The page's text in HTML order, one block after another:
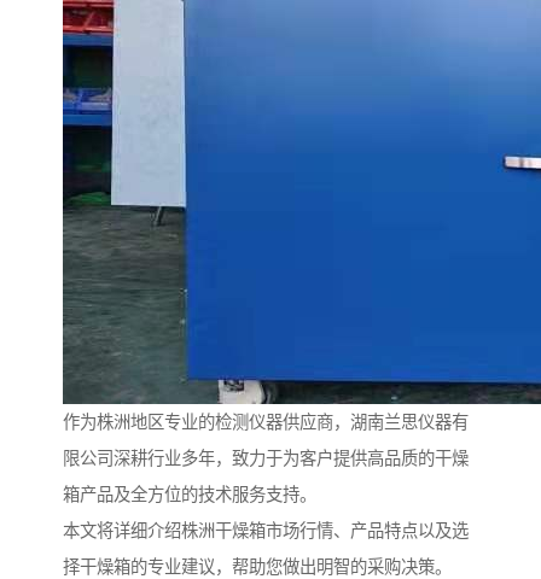
作为株洲地区专业的检测仪器供应商，湖南兰思仪器有
限公司深耕行业多年，致力于为客户提供高品质的干燥
箱产品及全方位的技术服务支持。
本文将详细介绍株洲干燥箱市场行情、产品特点以及选
择干燥箱的专业建议，帮助您做出明智的采购决策。